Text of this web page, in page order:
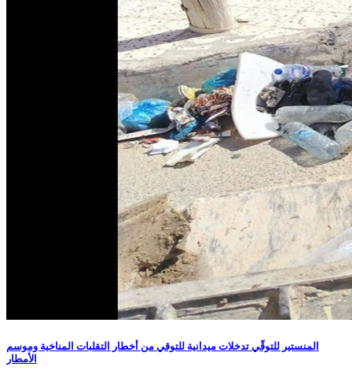
المنستير للتوقّي تدخلات ميدانية للتوقي من أخطار التقلبات المناخية وموسم
الأمطار